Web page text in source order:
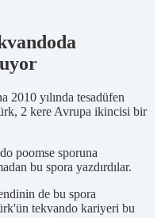
2010 yılında tesadüfen
2 kere Avrupa ikincisi bir
poomse sporuna
bu spora yazdırdılar.
de bu spora
tekvando kariyeri bu